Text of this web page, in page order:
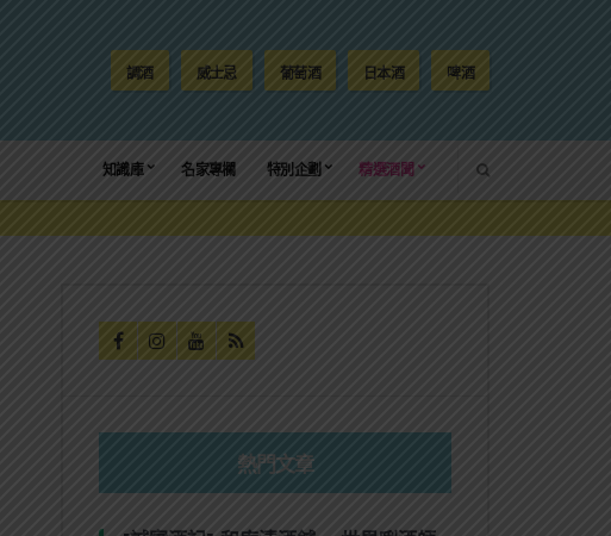
調酒 威士忌 葡萄酒 日本酒 啤酒
知識庫 名家專欄 特別企劃 精選酒聞
熱門文章